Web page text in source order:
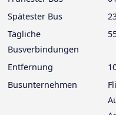
Spätester Bus
Tägliche
Busverbindungen
Entfernung
Busunternehmen